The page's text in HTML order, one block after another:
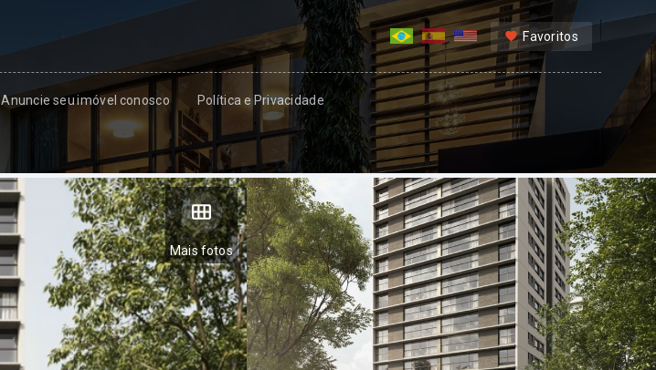
Favoritos
Anuncie seu imóvel conosco Política e Privacidade
Mais fotos